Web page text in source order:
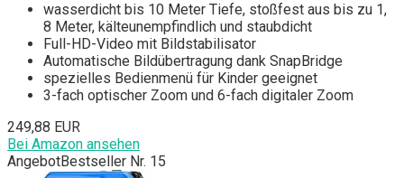
wasserdicht bis 10 Meter Tiefe, stoßfest aus bis zu 1,
8 Meter, kälteunempfindlich und staubdicht
Full-HD-Video mit Bildstabilisator
Automatische Bildübertragung dank SnapBridge
spezielles Bedienmenü für Kinder geeignet
3-fach optischer Zoom und 6-fach digitaler Zoom
249,88 EUR
Bei Amazon ansehen
AngebotBestseller Nr. 15